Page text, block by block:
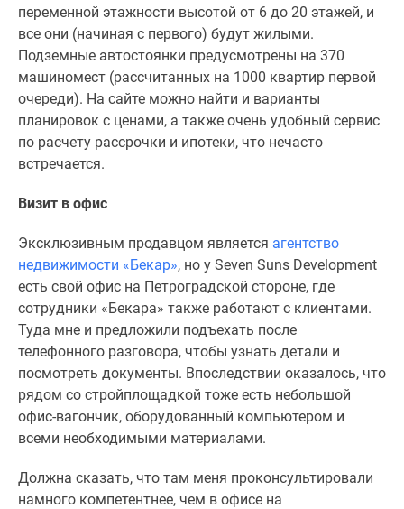
переменной этажности высотой от 6 до 20 этажей, и
все они (начиная с первого) будут жилыми.
Подземные автостоянки предусмотрены на 370
машиномест (рассчитанных на 1000 квартир первой
очереди). На сайте можно найти и варианты
планировок с ценами, а также очень удобный сервис
по расчету рассрочки и ипотеки, что нечасто
встречается.
Визит в офис
Эксклюзивным продавцом является агентство
недвижимости «Бекар», но у Seven Suns Development
есть свой офис на Петроградской стороне, где
сотрудники «Бекара» также работают с клиентами.
Туда мне и предложили подъехать после
телефонного разговора, чтобы узнать детали и
посмотреть документы. Впоследствии оказалось, что
рядом со стройплощадкой тоже есть небольшой
офис-вагончик, оборудованный компьютером и
всеми необходимыми материалами.
Должна сказать, что там меня проконсультировали
намного компетентнее, чем в офисе на